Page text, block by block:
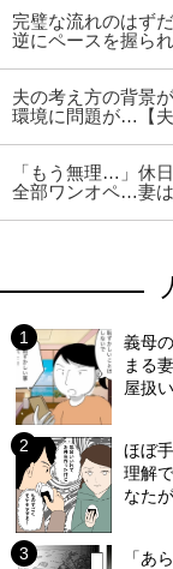
完璧な流れのはず
逆にペースを握ら
夫の考え方の背景
環境に問題が…【夫
「もう無理…」休
全部ワンオペ…妻
義母
まる
屋扱
ほぼ
理解
なた
「あ